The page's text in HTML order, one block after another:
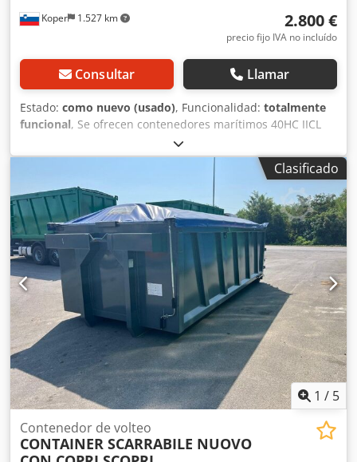
Koper 1.527 km 2.800 €
precio fijo IVA no incluído
Consultar Llamar
Estado: como nuevo (usado), Funcionalidad: totalmente
funcional, Se ofrecen contenedores marítimos 40HC IICL
en estado seminuevo, disponibles desde el depósito de
Koper. TIPO DE CONTENEDOR: Cjdpfxozqt Aks Akkerf
Contenedor marítimo 40HC ESTADO DE ENTREGA:
Seminuevo, norma IICL Hermético y resistente al agua
Placa CSC Suelo de madera Fotos originales DIMENSIONES
(LxAnxAl): Según norma ISO Exterior: 12.192 x 2.438 x 2.896
mm Interior: 12.032 x 2.352 x 2.698 mm Puerta: 2.343 x
2.585 mm Volumen: 76,2 m³ Peso: 4.000 kg
DISPONIBILIDAD: Entrega inmediata TRANSPORTE:
Indíquenos su código postal y le prepararemos una oferta
gratuita y sin compromiso para el contenedor, con entrega
incluida y, si es necesario, descarga del camión. VARIEDAD:
Disponemos de contenedores marítimos en todos los
tamaños estándar (20DV, 40DV, 40HC, etc.) y para
cualquier necesidad: almacenamiento, proyectos de
construcción, soluciones logísticas o transporte marítimo.
¡Esperamos su consulta! NAUTEXA GmbH
Clasificado
1 / 5
Contenedor de volteo
CONTAINER SCARRABILE NUOVO